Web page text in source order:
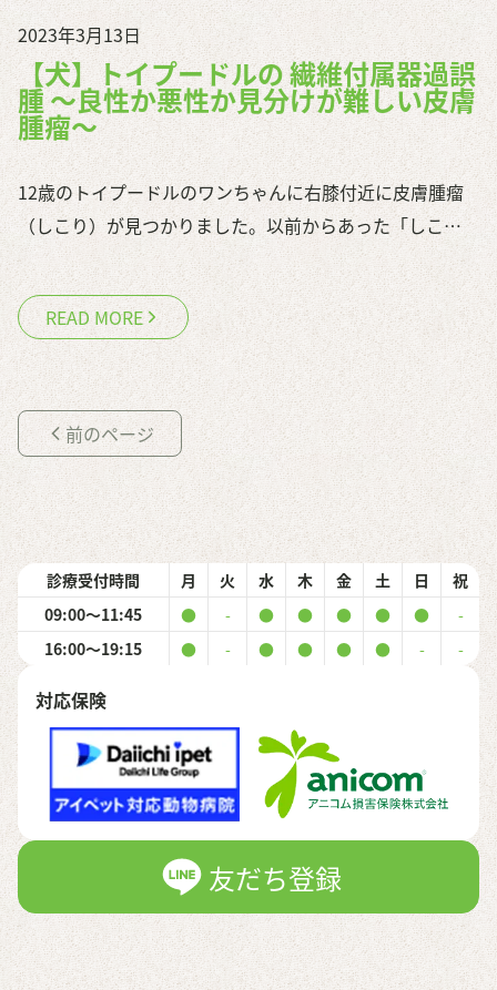
2023年3月13日
【犬】トイプードルの 繊維付属器過誤
腫 ～良性か悪性か見分けが難しい皮膚
腫瘤～
12歳のトイプードルのワンちゃんに右膝付近に皮膚腫瘤
（しこり）が見つかりました。以前からあった「しこ…
READ MORE
前のページ
診療受付時間 月 火 水 木 金 土 日
祝
09:00〜11:45
● - ● ● ● ● ●
-
16:00〜19:15
● - ● ● ● ● - -
対応保険
友だち登録
ペットサービス
トリミング
ペットホテル
日常ケア
アクセス・診療時間
プライバシーポリシー